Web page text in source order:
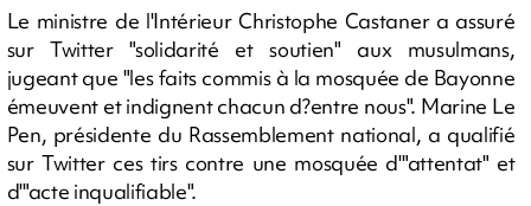
Le ministre de l'Intérieur Christophe Castaner a assuré
sur Twitter "solidarité et soutien" aux musulmans,
jugeant que "les faits commis à la mosquée de Bayonne
émeuvent et indignent chacun d?entre nous". Marine Le
Pen, présidente du Rassemblement national, a qualifié
sur Twitter ces tirs contre une mosquée d'"attentat" et
d'"acte inqualifiable".